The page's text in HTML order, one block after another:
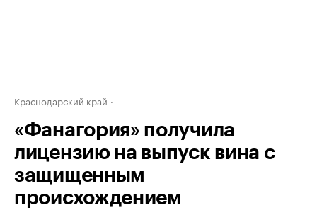
Краснодарский край
«Фанагория» получила
лицензию на выпуск вина с
защищенным
происхождением